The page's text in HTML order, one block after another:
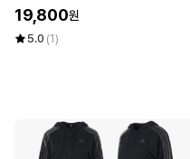
19,800원
5.0 (1)